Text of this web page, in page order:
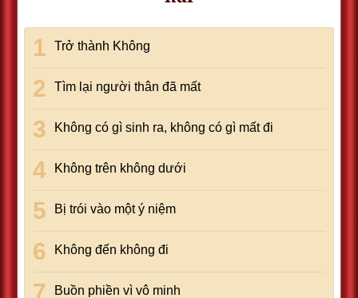
Trở thành Không
Tìm lại người thân đã mất
Không có gì sinh ra, không có gì mất đi
Không trên không dưới
Bị trói vào một ý niệm
Không đến không đi
Buồn phiền vì vô minh